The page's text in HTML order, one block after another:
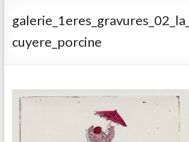
cuyere_porcine